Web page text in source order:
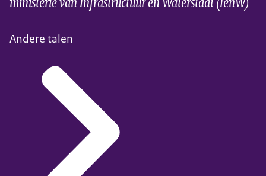
Andere talen